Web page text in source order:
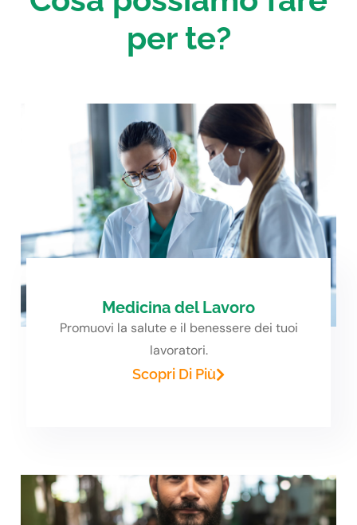
per te?
Medicina del Lavoro
Promuovi la salute e il benessere dei tuoi
lavoratori.
Scopri Di Più